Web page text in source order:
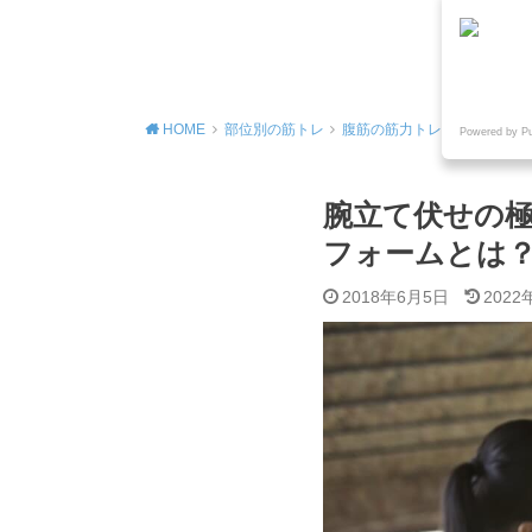
HOME 部位別の筋トレ 腹筋の筋力トレーニング
腕立て伏せの
フォームとは
2018年6月5日 2022
Powered by